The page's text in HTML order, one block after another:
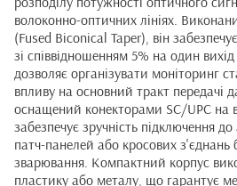
волоконно-оптичних лініях.
(Fused Biconical Taper), він
зі співвідношенням 5% на один
дозволяє організувати моніторинг
впливу на основний тракт передачі
оснащений конекторами SC/UPC на
забезпечує зручність підключення
патч-панелей або кросових з'єднань
зварювання. Компактний корпус
пластику або металу, що гарантує